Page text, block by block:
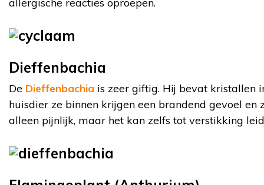
Dieffenbachia
De Dieffenbachia is zeer giftig. Hij bevat kristallen
huisdier ze binnen krijgen een brandend gevoel
alleen pijnlijk, maar het kan zelfs tot verstikking